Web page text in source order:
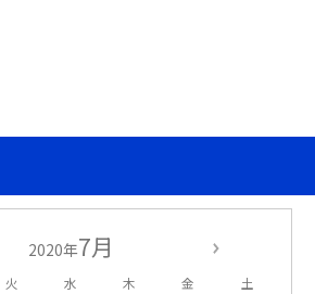
2020年7月
火 水 木 金 土